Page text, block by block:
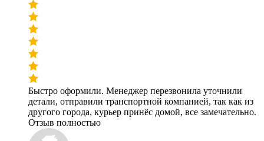
Быстро оформили. Менеджер перезвонила уточнили
детали, отправили транспортной компанией, так как из
другого города, курьер принёс домой, все замечательно.
Отзыв полностью